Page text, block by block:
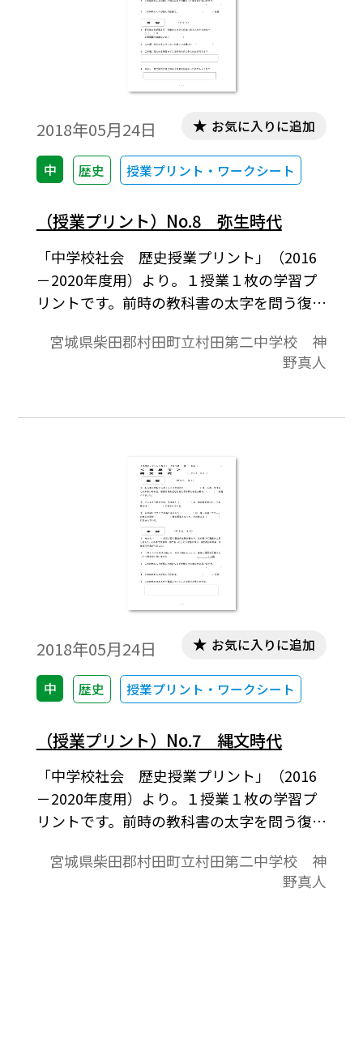
2018年05月24日
中 歴史 授業プリント・ワークシート
お気に入りに追加
（授業プリント）No.8 弥生時代
「中学校社会 歴史授業プリント」（2016
－2020年度用）より。１授業１枚の学習プ
リントです。前時の教科書の太字を問う復習
と授業の板書の記入欄が表面の内容です。教
科書の授業課題をもとにした作文記入欄，
を中心に，家庭学習と授業の取り組みが１
業の略案にもなっています。
宮城県柴田郡村田町立村田第二中学校 神
野真人
2018年05月24日
中 歴史 授業プリント・ワークシート
お気に入りに追加
（授業プリント）No.7 縄文時代
「中学校社会 歴史授業プリント」（2016
－2020年度用）より。１授業１枚の学習プ
リントです。前時の教科書の太字を問う復習
と授業の板書の記入欄が表面の内容です。教
科書の授業課題をもとにした作文記入欄，
宮城県柴田郡村田町立村田第二中学校 神
野真人